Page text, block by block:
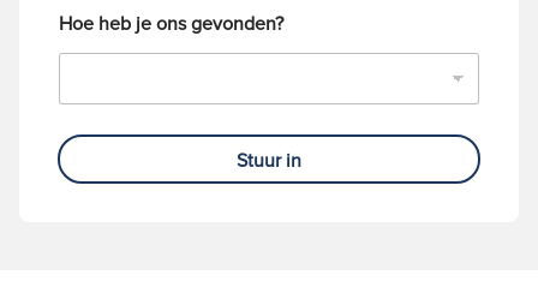
Hoe heb je ons gevonden?
Stuur in